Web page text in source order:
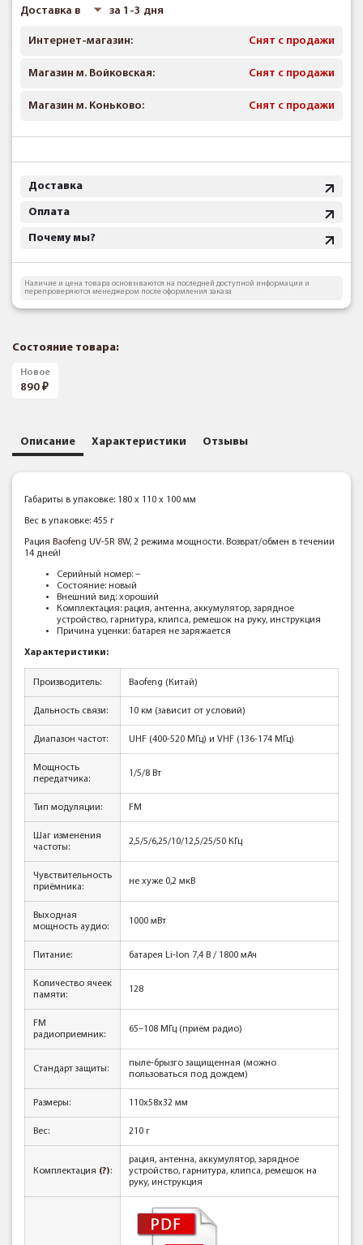
Доставка в за 1-3 дня
Интернет-магазин: Снят с продажи
Магазин м. Войковская: Снят с продажи
Магазин м. Коньково: Снят с продажи
Доставка
Оплата
Почему мы?
Наличие и цена товара основываются на последней доступной информации и
перепроверяются менеджером после оформления заказа
Состояние товара:
Новое
890
Описание Характеристики Отзывы
Габариты в упаковке: 180 x 110 x 100 мм
Вес в упаковке: 455 г
Рация Baofeng UV-5R 8W, 2 режима мощности. Возврат/обмен в течении
14 дней!
Серийный номер: –
Состояние: новый
Внешний вид: хороший
Комплектация: рация, антенна, аккумулятор, зарядное
устройство, гарнитура, клипса, ремешок на руку, инструкция
Причина уценки: батарея не заряжается
Характеристики:
Производитель: Baofeng (Китай)
Дальность связи: 10 км (зависит от условий)
Диапазон частот: UHF (400-520 МГц) и VHF (136-174 МГц)
Мощность
передатчика:
1/5/8 Вт
Тип модуляции: FM
Шаг изменения
частоты:
2,5/5/6,25/10/12,5/25/50 КГц
Чувствительность
приёмника:
не хуже 0,2 мкВ
Выходная
мощность аудио:
1000 мВт
Питание: батарея Li-Ion 7,4 В / 1800 мАч
Количество ячеек
памяти:
128
FM
радиоприемник:
65–108 МГц (приём радио)
Стандарт защиты:
пыле-брызго защищенная (можно
пользоваться под дождем)
Размеры: 110х58х32 мм
Вес: 210 г
Комплектация (?):
рация, антенна, аккумулятор, зарядное
устройство, гарнитура, клипса, ремешок на
руку, инструкция